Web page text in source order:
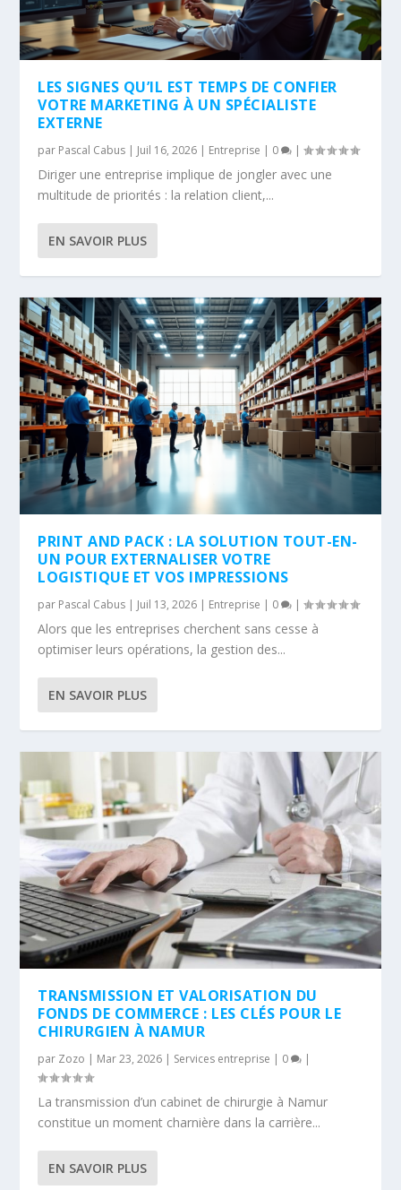
LES SIGNES QU’IL EST TEMPS DE CONFIER
VOTRE MARKETING À UN SPÉCIALISTE
EXTERNE
par Pascal Cabus | Juil 16, 2026 | Entreprise | 0 |
Diriger une entreprise implique de jongler avec une
multitude de priorités : la relation client,...
EN SAVOIR PLUS
PRINT AND PACK : LA SOLUTION TOUT-EN-
UN POUR EXTERNALISER VOTRE
LOGISTIQUE ET VOS IMPRESSIONS
par Pascal Cabus | Juil 13, 2026 | Entreprise | 0 |
Alors que les entreprises cherchent sans cesse à
optimiser leurs opérations, la gestion des...
EN SAVOIR PLUS
TRANSMISSION ET VALORISATION DU
FONDS DE COMMERCE : LES CLÉS POUR LE
CHIRURGIEN À NAMUR
par Zozo | Mar 23, 2026 | Services entreprise | 0 |
La transmission d’un cabinet de chirurgie à Namur
constitue un moment charnière dans la carrière...
EN SAVOIR PLUS